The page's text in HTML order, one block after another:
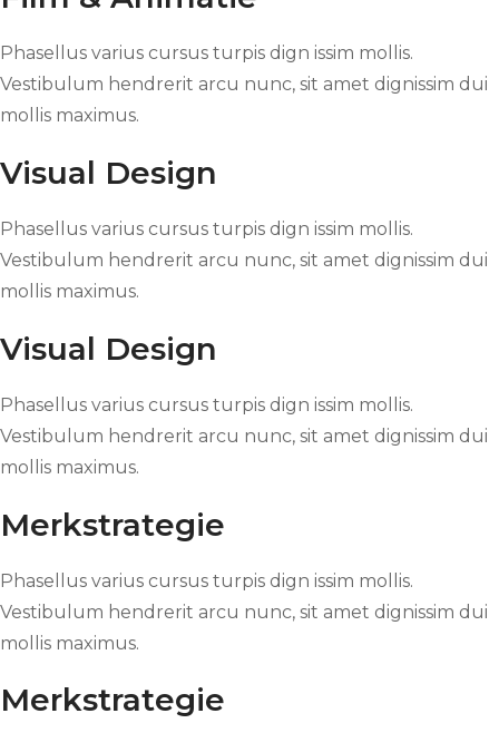
Phasellus varius cursus turpis dign issim mollis.
Vestibulum hendrerit arcu nunc, sit amet dignissim dui
mollis maximus.
Visual Design
Phasellus varius cursus turpis dign issim mollis.
Vestibulum hendrerit arcu nunc, sit amet dignissim dui
mollis maximus.
Visual Design
Phasellus varius cursus turpis dign issim mollis.
Vestibulum hendrerit arcu nunc, sit amet dignissim dui
mollis maximus.
Merkstrategie
Phasellus varius cursus turpis dign issim mollis.
Vestibulum hendrerit arcu nunc, sit amet dignissim dui
mollis maximus.
Merkstrategie